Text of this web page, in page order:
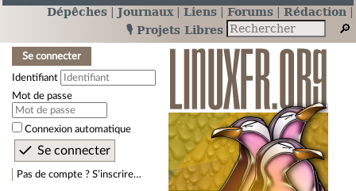
Dépêches Journaux Liens Forums
Rédaction
🎙️ Projets Libres
Se connecter
Identifiant
Mot de passe
Connexion automatique
Pas de compte ? S’inscrire…